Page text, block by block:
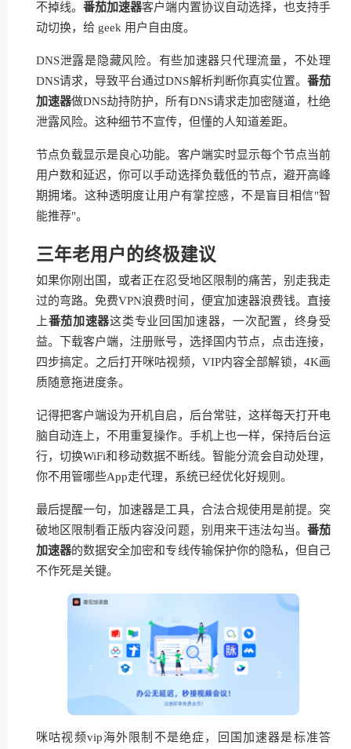
不掉线。番茄加速器客户端内置协议自动选择，也支持手
动切换，给 geek 用户自由度。
DNS泄露是隐藏风险。有些加速器只代理流量，不处理
DNS请求，导致平台通过DNS解析判断你真实位置。 番茄
加速器做DNS劫持防护，所有DNS请求走加密隧道，杜绝
泄露风险。这种细节不宣传，但懂的人知道差距。
节点负载显示是良心功能。客户端实时显示每个节点当前
用户数和延迟，你可以手动选择负载低的节点，避开高峰
期拥堵。这种透明度让用户有掌控感，不是盲目相信"智
能推荐"。
三年老用户的终极建议
如果你刚出国，或者正在忍受地区限制的痛苦，别走我走
过的弯路。免费VPN浪费时间，便宜加速器浪费钱。直接
上番茄加速器这类专业回国加速器，一次配置，终身受
益。下载客户端，注册账号，选择国内节点，点击连接，
四步搞定。之后打开咪咕视频，VIP内容全部解锁，4K画
质随意拖进度条。
记得把客户端设为开机自启，后台常驻，这样每天打开电
脑自动连上，不用重复操作。手机上也一样，保持后台运
行，切换WiFi和移动数据不断线。智能分流会自动处理，
你不用管哪些App走代理，系统已经优化好规则。
最后提醒一句，加速器是工具，合法合规使用是前提。突
破地区限制看正版内容没问题，别用来干违法勾当。 番茄
加速器的数据安全加密和专线传输保护你的隐私，但自己
不作死是关键。
咪咕视频vip海外限制不是绝症，回国加速器是标准答